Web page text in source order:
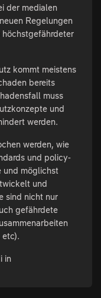
der medialen
Regelungen
höchstgefährdeter
kommt meistens
bereits
muss
und
werden.
werden, wie
und policy-
und möglichst
und
sind nicht nur
gefährdete
etc).
in